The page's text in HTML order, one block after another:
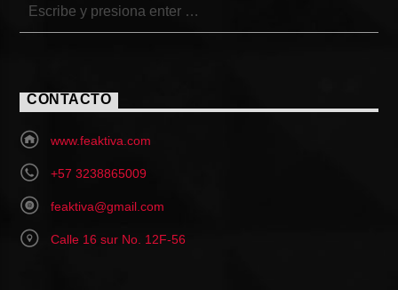
CONTACTO
www.feaktiva.com
+57 3238865009
feaktiva@gmail.com
Calle 16 sur No. 12F-56